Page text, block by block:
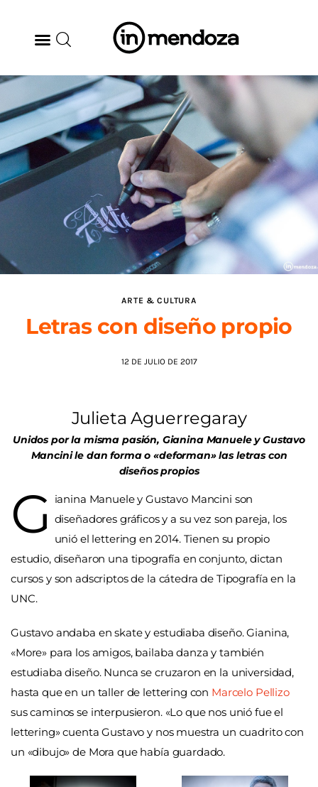
BODEGAS
GASTRONOMÍA
ARTE & CULTURA
MÚSICA
DÓNDE IR
TENDENCIAS
ARTE & CULTURA
Letras con diseño propio
12 DE JULIO DE 2017
Julieta Aguerregaray
Unidos por la misma pasión, Gianina Manuele y Gustavo
Mancini le dan forma o «deforman» las letras con
diseños propios
G
ianina Manuele y Gustavo Mancini son
diseñadores gráficos y a su vez son pareja, los
unió el lettering en 2014. Tienen su propio
estudio, diseñaron una tipografía en conjunto, dictan
cursos y son adscriptos de la cátedra de Tipografía en la
UNC.
Gustavo andaba en skate y estudiaba diseño. Gianina,
«More» para los amigos, bailaba danza y también
estudiaba diseño. Nunca se cruzaron en la universidad,
hasta que en un taller de lettering con Marcelo Pellizo
sus caminos se interpusieron. «Lo que nos unió fue el
lettering» cuenta Gustavo y nos muestra un cuadrito con
un «dibujo» de Mora que había guardado.